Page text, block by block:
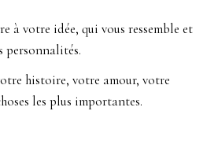
à votre idée, qui vous ressemble et
personnalités.
histoire, votre amour, votre
les plus importantes.